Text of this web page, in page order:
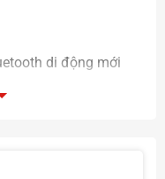
di động mới
JBL. Với thiết kế